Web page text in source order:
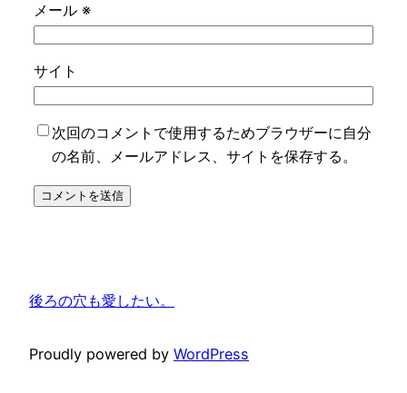
メール ※
サイト
次回のコメントで使用するためブラウザーに自分
の名前、メールアドレス、サイトを保存する。
後ろの穴も愛したい。
Proudly powered by WordPress